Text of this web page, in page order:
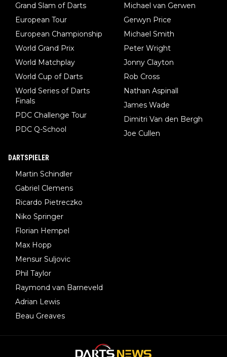
Grand Slam of Darts
European Tour
European Championship
World Grand Prix
World Matchplay
World Cup of Darts
World Series of Darts
Finals
PDC Challenge Tour
PDC Q-School
Michael van Gerwen
Gerwyn Price
Michael Smith
Peter Wright
Jonny Clayton
Rob Cross
Nathan Aspinall
James Wade
Dimitri Van den Bergh
Joe Cullen
DARTSPIELER
Martin Schindler
Gabriel Clemens
Ricardo Pietreczko
Niko Springer
Florian Hempel
Max Hopp
Mensur Suljovic
Phil Taylor
Raymond van Barneveld
Adrian Lewis
Beau Greaves